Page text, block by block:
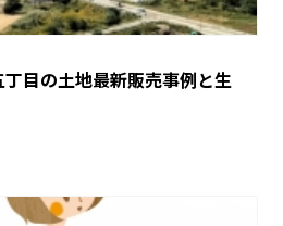
目の土地最新販売事例と生